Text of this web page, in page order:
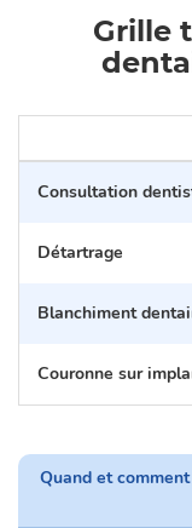
Grille
Consultation
Détartrage
Blanchiment
Couronne sur
Quand et